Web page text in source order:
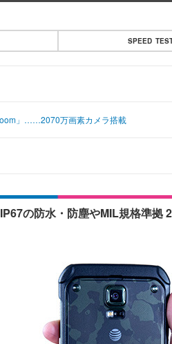
SPEED
」……2070万画素カメラ搭載
の防水・防塵やMIL規格準拠